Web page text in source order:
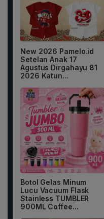
New 2026 Pamelo.id
Setelan Anak 17
Agustus Dirgahayu 81
2026 Katun...
Botol Gelas Minum
Lucu Vacuum Flask
Stainless TUMBLER
900ML Coffee...